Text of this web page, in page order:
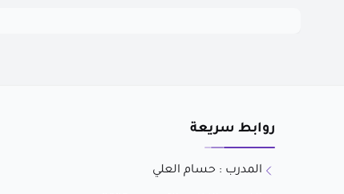
روابط سريعة
المدرب : حسام العلي